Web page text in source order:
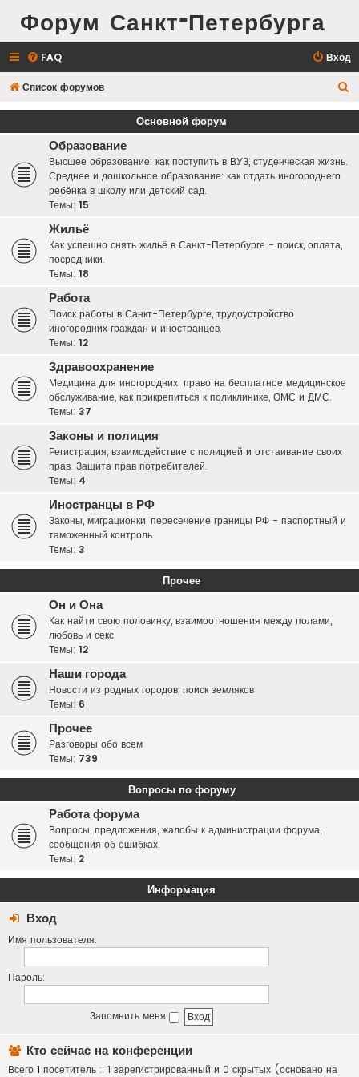
Форум Санкт-Петербурга
FAQ Вход
Список форумов
о
Основной форум
Образование
Высшее образование: как поступить в ВУЗ, студенческая жизнь.
Среднее и дошкольное образование: как отдать иногороднего
ребёнка в школу или детский сад.
Темы: 15
Жильё
Как успешно снять жильё в Санкт-Петербурге - поиск, оплата,
посредники.
Темы: 18
Работа
Поиск работы в Санкт-Петербурге, трудоустройство
иногородних граждан и иностранцев.
Темы: 12
Здравоохранение
Медицина для иногородних: право на бесплатное медицинское
обслуживание, как прикрепиться к поликлинике, ОМС и ДМС.
Темы: 37
Законы и полиция
Регистрация, взаимодействие с полицией и отстаивание своих
прав. Защита прав потребителей.
Темы: 4
Иностранцы в РФ
Законы, миграционки, пересечение границы РФ - паспортный и
таможенный контроль
Темы: 3
Прочее
Он и Она
Как найти свою половинку, взаимоотношения между полами,
любовь и секс
Темы: 12
Наши города
Новости из родных городов, поиск земляков
Темы: 6
Прочее
Разговоры обо всем
Темы: 739
Вопросы по форуму
Работа форума
Вопросы, предложения, жалобы к администрации форума,
сообщения об ошибках.
Темы: 2
Информация
Вход
Имя пользователя:
Пароль:
Запомнить меня
Кто сейчас на конференции
Всего 1 посетитель :: 1 зарегистрированный и 0 скрытых (основано на